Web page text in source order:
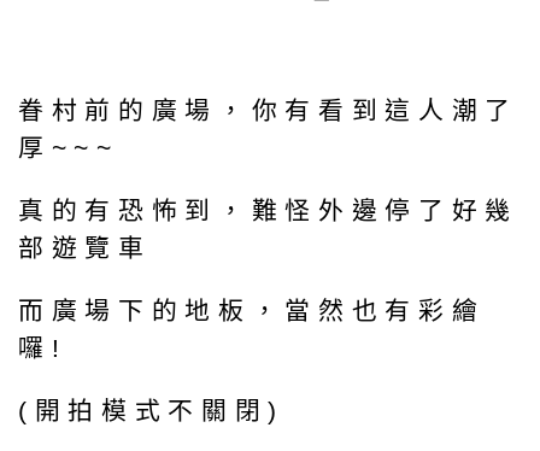
眷村前的廣場，你有看到這人潮了
厚~~~
真的有恐怖到，難怪外邊停了好幾
部遊覽車
而廣場下的地板，當然也有彩繪
囉!
(開拍模式不關閉)